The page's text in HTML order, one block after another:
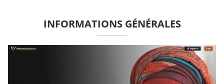
INFORMATIONS GÉNÉRALES